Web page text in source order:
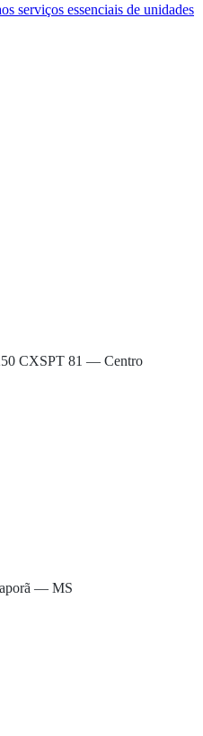
serviços essenciais de unidades
CXSPT 81 — Centro
— MS